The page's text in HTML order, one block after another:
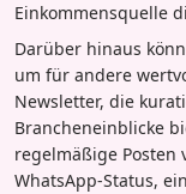
Einkommensquelle
Darüber hinaus
um für andere
Newsletter, die
Brancheneinblicke
regelmäßige
WhatsApp-Status,